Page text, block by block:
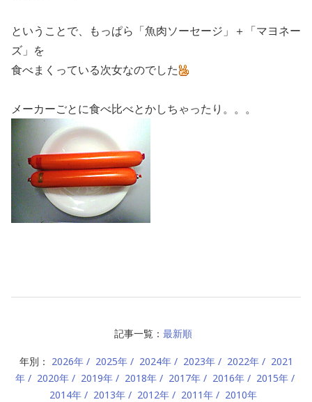
ということで、もっぱら「魚肉ソーセージ」＋「マヨネー
ズ」を
食べまくっている次女なのでした
メーカーごとに食べ比べとかしちゃったり。。。
記事一覧： 最新順
年別： 2026年 2025年 2024年 2023年 2022年
2021
年
2020年 2019年 2018年 2017年 2016年
2015年
2014年
2013年 2012年 2011年 2010年